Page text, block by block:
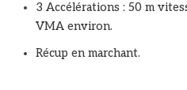
3 Accélérations : 50 m
VMA environ.
Récup en marchant.